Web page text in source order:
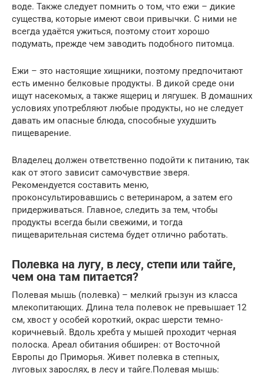
воде. Также следует помнить о том, что ежи – дикие
существа, которые имеют свои привычки. С ними не
всегда удаётся ужиться, поэтому стоит хорошо
подумать, прежде чем заводить подобного питомца.
Ежи – это настоящие хищники, поэтому предпочитают
есть именно белковые продукты. В дикой среде они
ищут насекомых, а также ящериц и лягушек. В домашних
условиях употребляют любые продукты, но не следует
давать им опасные блюда, способные ухудшить
пищеварение.
Владелец должен ответственно подойти к питанию, так
как от этого зависит самочувствие зверя.
Рекомендуется составить меню,
проконсультировавшись с ветеринаром, а затем его
придерживаться. Главное, следить за тем, чтобы
продукты всегда были свежими, и тогда
пищеварительная система будет отлично работать.
Полевка на лугу, в лесу, степи или тайге,
чем она там питается?
Полевая мышь (полевка) – мелкий грызун из класса
млекопитающих. Длина тела полевок не превышает 12
см, хвост у особей короткий, окрас шерсти темно-
коричневый. Вдоль хребта у мышей проходит черная
полоска. Ареал обитания обширен: от Восточной
Европы до Приморья. Живет полевка в степных,
луговых зарослях, в лесу и тайге.Полевая мышь: